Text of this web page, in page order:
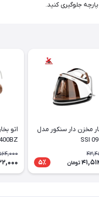
جلوگیری کنید.
مخزن دار سنکور مدل
SSI
تومان 5٪